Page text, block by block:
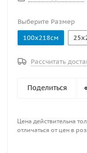
Выберите Размер
100х218см
Рассчитать
Поделиться
Цена действительна
отличаться от цен в